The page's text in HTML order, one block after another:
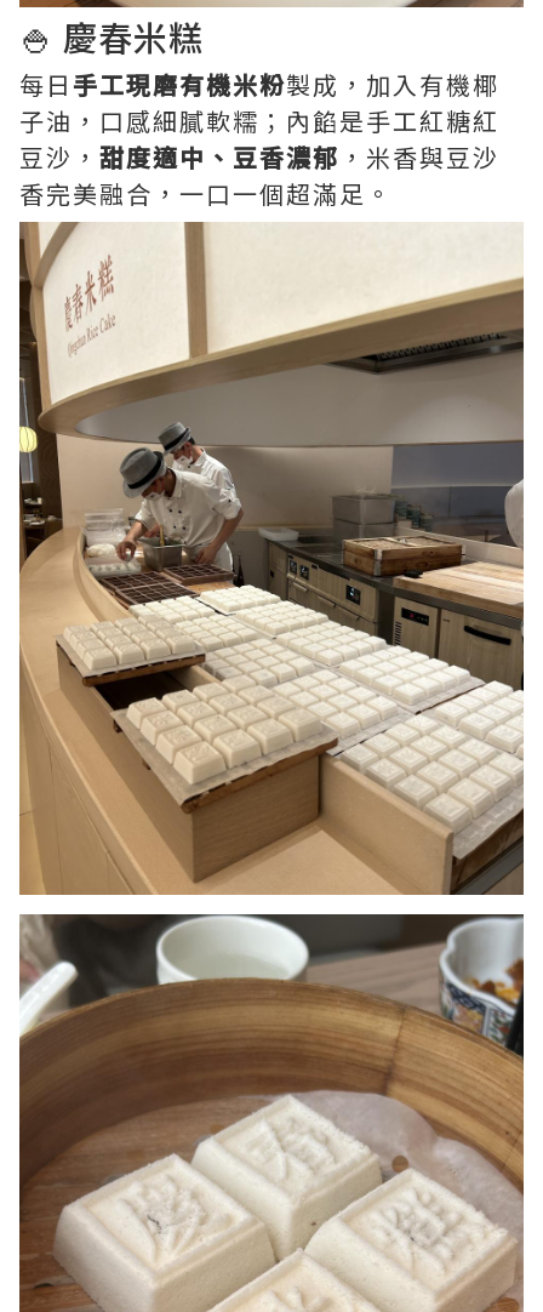
🍚 慶春米糕
每日 手工現磨有機米粉製成，加入有機椰
子油，口感細膩軟糯；內餡是手工紅糖紅
豆沙， 甜度適中、豆香濃郁 ，米香與豆沙
香完美融合，一口一個超滿足。